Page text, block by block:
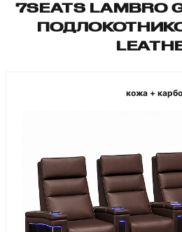
7SEATS LAMBRO
кожа +